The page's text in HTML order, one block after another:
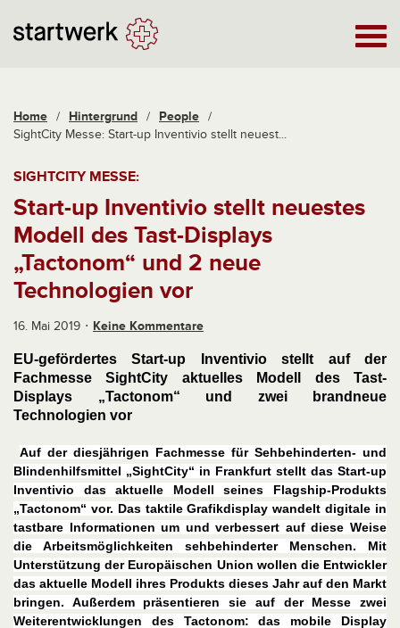
Home / Hintergrund / People /
SightCity Messe: Start-up Inventivio stellt neuest...
SIGHTCITY MESSE:
Start-up Inventivio stellt neuestes
Modell des Tast-Displays
„Tactonom“ und 2 neue
Technologien vor
16. Mai 2019 Keine Kommentare
EU-gefördertes Start-up Inventivio stellt auf der
Fachmesse SightCity aktuelles Modell des Tast-
Displays „Tactonom“ und zwei brandneue
Technologien vor
Auf der diesjährigen Fachmesse für Sehbehinderten- und
Blindenhilfsmittel „SightCity“ in Frankfurt stellt das Start-up
Inventivio das aktuelle Modell seines Flagship-Produkts
„Tactonom“ vor. Das taktile Grafikdisplay wandelt digitale in
tastbare Informationen um und verbessert auf diese Weise
die Arbeitsmöglichkeiten sehbehinderter Menschen. Mit
Unterstützung der Europäischen Union wollen die Entwickler
das aktuelle Modell ihres Produkts dieses Jahr auf den Markt
bringen. Außerdem präsentieren sie auf der Messe zwei
Weiterentwicklungen des Tactonom: das mobile Display